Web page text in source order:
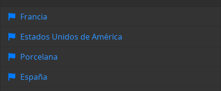
Francia
Estados Unidos de América
Porcelana
España